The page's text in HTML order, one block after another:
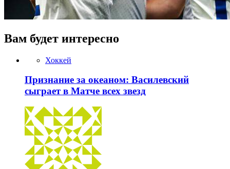
Вам будет интересно
Хоккей
Признание за океаном: Василевский
сыграет в Матче всех звезд